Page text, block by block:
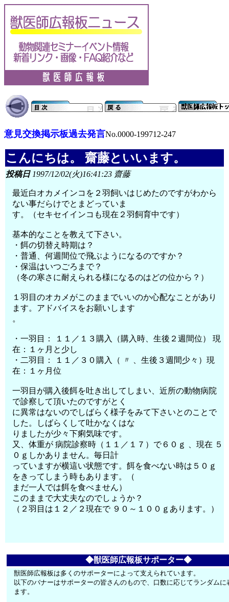
意見交換掲示板過去発言No.0000-199712-247
こんにちは。 齋藤といいます。
投稿日1997/12/02(火)16:41:23 齋藤
最近白オカメインコを２羽飼いはじめたのですがわから
ない事だらけでとまどっていま
す。（セキセイインコも現在２羽飼育中です）
基本的なことを教えて下さい。
・餌の切替え時期は？
・普通、何週間位で飛ぶようになるのですか？
・保温はいつごろまで？
（冬の寒さに耐えられる様になるのはどの位から？）
１羽目のオカメがこのままでいいのか心配なことがあり
ます。アドバイスをお願いします
。
・一羽目： １１／１３購入（購入時、生後２週間位） 現
在：１ヶ月と少し
・二羽目： １１／３０購入（ 〃 、生後３週間少々）現
在：１ヶ月位
一羽目が購入後餌を吐き出してしまい、近所の動物病院
で診察して頂いたのですがとく
に異常はないのでしばらく様子をみて下さいとのことで
した。しばらくして吐かなくはな
りましたが少々下痢気味です。
又、体重が 病院診察時（１１／１７）で６０ｇ 、現在 ５
０ｇしかありません。毎日計
っていますが横這い状態です。餌を食べない時は５０ｇ
をきってしまう時もあります。（
まだ一人では餌を食べません）
このままで大丈夫なのでしょうか？
（２羽目は１２／２現在で ９０～１００ｇあります。）
◆獣医師広報板サポーター◆
獣医師広報板は多くのサポーターによって支えられています。
以下のバナーはサポーターの皆さんのもので、口数に応じてランダムに
ます。